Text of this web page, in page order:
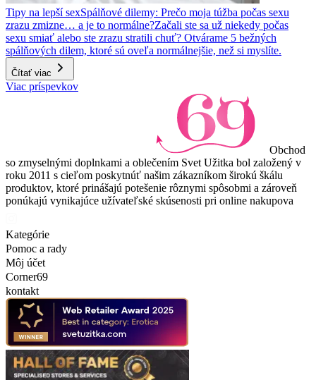
Tipy na lepší sexSpálňové dilemy: Prečo moja túžba počas sexu
zrazu zmizne… a je to normálne?Začali ste sa už niekedy počas
sexu smiať alebo ste zrazu stratili chuť? Otvárame 5 bežných
spálňových dilem, ktoré sú oveľa normálnejšie, než si myslíte.
Čítať viac
Viac príspevkov
Obchod
so zmyselnými doplnkami a oblečením Svet Užitka bol založený v
roku 2011 s cieľom poskytnúť našim zákazníkom širokú škálu
produktov, ktoré prinášajú potešenie rôznymi spôsobmi a zároveň
ponúkajú vynikajúce užívateľské skúsenosti pri online nakupova
Kategórie
Pomoc a rady
Môj účet
Corner69
kontakt